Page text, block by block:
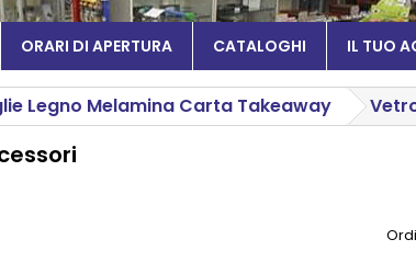
ORARI DI APERTURA CATALOGHI IL TUO
Legno Melamina Carta Takeaway